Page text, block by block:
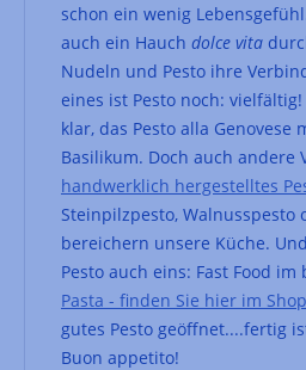
schon ein wenig
auch ein Hauch dolce vita
Nudeln und Pesto ihre
eines ist Pesto noch:
klar, das Pesto alla Genovese
Basilikum. Doch auch andere
handwerklich hergestelltes
Steinpilzpesto, Walnusspesto
bereichern unsere Küche.
Pesto auch eins: Fast Food im
Pasta - finden Sie hier im Shop
gutes Pesto geöffnet....fertig
Buon appetito!